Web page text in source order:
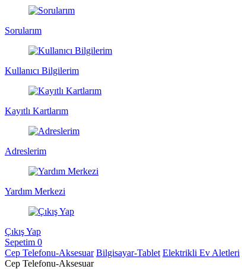
Sorularım
Kullanıcı Bilgilerim
Kayıtlı Kartlarım
Adreslerim
Yardım Merkezi
Çıkış Yap
Sepetim 0
Cep Telefonu-Aksesuar Bilgisayar-Tablet Elektrikli Ev Aletleri
Cep Telefonu-Aksesuar